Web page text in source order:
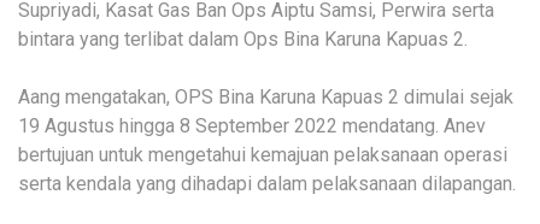
Supriyadi, Kasat Gas Ban Ops Aiptu Samsi, Perwira serta
bintara yang terlibat dalam Ops Bina Karuna Kapuas 2.
Aang mengatakan, OPS Bina Karuna Kapuas 2 dimulai sejak
19 Agustus hingga 8 September 2022 mendatang. Anev
bertujuan untuk mengetahui kemajuan pelaksanaan operasi
serta kendala yang dihadapi dalam pelaksanaan dilapangan.